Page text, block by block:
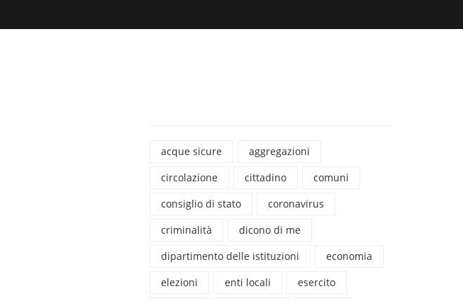
acque sicure
aggregazioni
circolazione
cittadino
comuni
consiglio di stato
coronavirus
criminalità
dicono di me
dipartimento delle istituzioni
economia
elezioni
enti locali
esercito